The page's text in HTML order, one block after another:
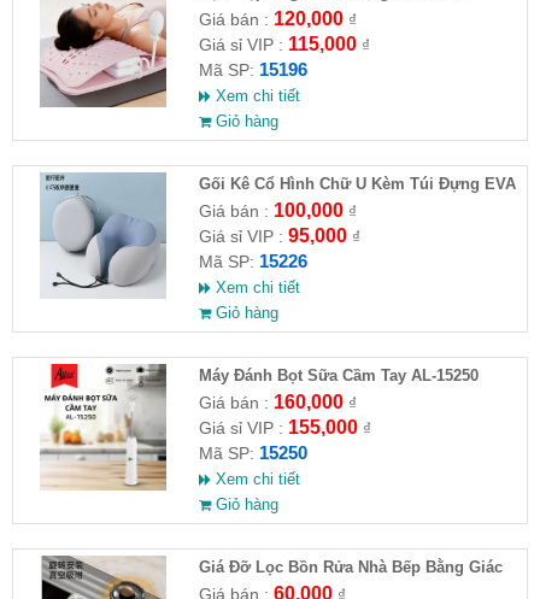
Giá bán : 120,000₫
Giá sỉ VIP : 115,000₫
Mã SP: 15196
Xem chi tiết
Giỏ hàng
Gối Kê Cổ Hình Chữ U Kèm Túi Đựng EVA
Giá bán : 100,000₫
Giá sỉ VIP : 95,000₫
Mã SP: 15226
Xem chi tiết
Giỏ hàng
Máy Đánh Bọt Sữa Cầm Tay AL-15250
Giá bán : 160,000₫
Giá sỉ VIP : 155,000₫
Mã SP: 15250
Xem chi tiết
Giỏ hàng
Giá Đỡ Lọc Bồn Rửa Nhà Bếp Bằng Giác
Hút (Kèm 50 Túi Lọc)
Giá bán : 60,000₫